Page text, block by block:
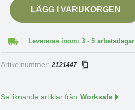
LÄGG I VARUKORGEN
Levereras inom: 3 - 5 arbetsdagar
Artikelnummer:2121447
Se liknande artiklar från Worksafe